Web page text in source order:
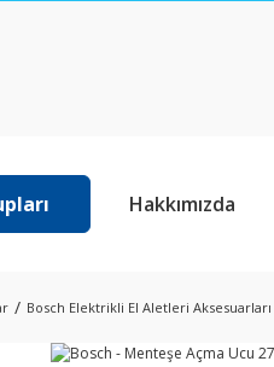
Hakkımızda
Bosch Elektrikli El Aletleri Aksesuarları